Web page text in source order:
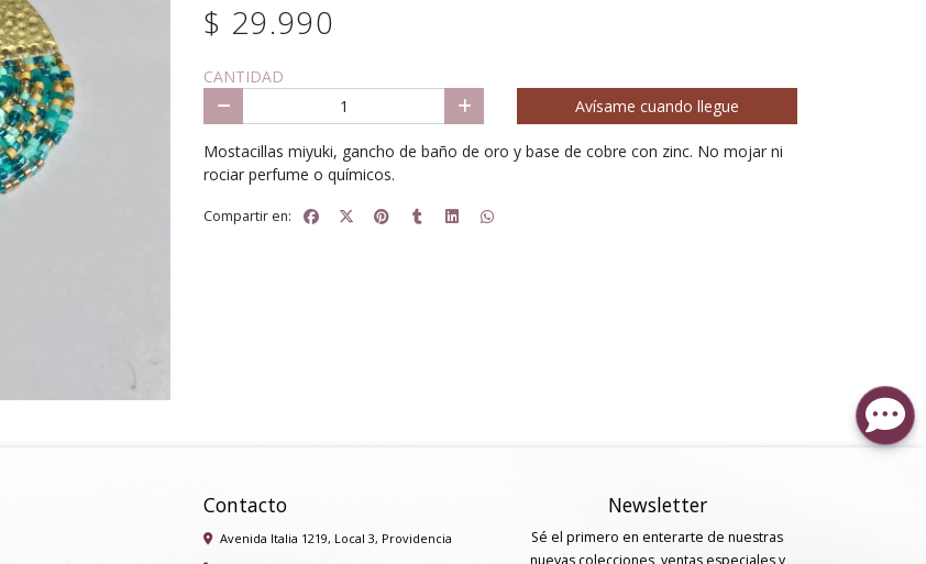
$ 29.990
CANTIDAD
Avísame cuando llegue
Mostacillas miyuki, gancho de baño de oro y base de cobre con zinc. No mojar ni
rociar perfume o químicos.
Compartir en:
Contacto
Avenida Italia 1219, Local 3, Providencia
Newsletter
Sé el primero en enterarte de nuestras
nuevas colecciones, ventas especiales y